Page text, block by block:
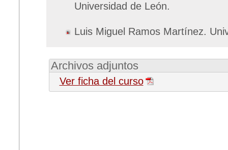
Universidad de León.
Luis Miguel Ramos Martínez.
Archivos adjuntos
Ver ficha del curso